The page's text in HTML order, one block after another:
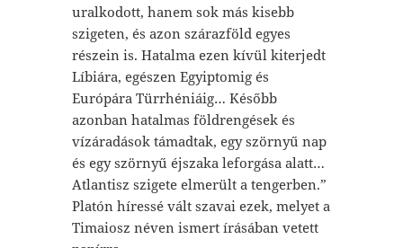
uralkodott, hanem sok más kisebb
szigeten, és azon szárazföld egyes
részein is. Hatalma ezen kívül kiterjedt
Líbiára, egészen Egyiptomig és
Európára Türrhéniáig… Később
azonban hatalmas földrengések és
vízáradások támadtak, egy szörnyű nap
és egy szörnyű éjszaka leforgása alatt…
Atlantisz szigete elmerült a tengerben.”
Platón híressé vált szavai ezek, melyet a
Timaiosz néven ismert írásában vetett